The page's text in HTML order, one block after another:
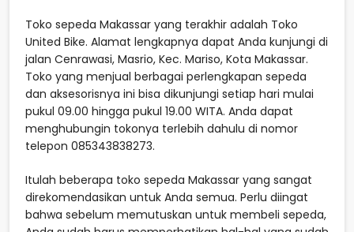
Toko sepeda Makassar yang terakhir adalah Toko
United Bike. Alamat lengkapnya dapat Anda kunjungi di
jalan Cenrawasi, Masrio, Kec. Mariso, Kota Makassar.
Toko yang menjual berbagai perlengkapan sepeda
dan aksesorisnya ini bisa dikunjungi setiap hari mulai
pukul 09.00 hingga pukul 19.00 WITA. Anda dapat
menghubungin tokonya terlebih dahulu di nomor
telepon 085343838273.
Itulah beberapa toko sepeda Makassar yang sangat
direkomendasikan untuk Anda semua. Perlu diingat
bahwa sebelum memutuskan untuk membeli sepeda,